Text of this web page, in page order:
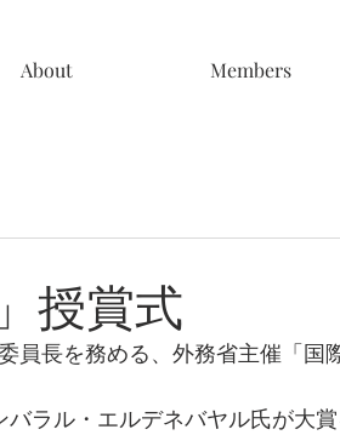
About Members
授賞式
員長を務める、外務省主催「国
ラル・エルデネバヤル氏が大賞